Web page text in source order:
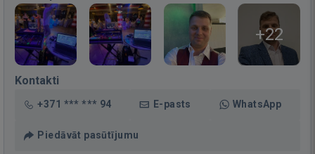
+22
Kontakti
+371 *** *** 94 E-pasts WhatsApp
Piedāvāt pasūtījumu